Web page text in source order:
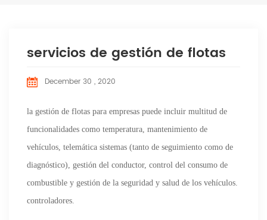
servicios de gestión de flotas
December 30 , 2020
la gestión de flotas para empresas puede incluir multitud de
funcionalidades como temperatura, mantenimiento de
vehículos, telemática sistemas (tanto de seguimiento como de
diagnóstico), gestión del conductor, control del consumo de
combustible y gestión de la seguridad y salud de los vehículos.
controladores.